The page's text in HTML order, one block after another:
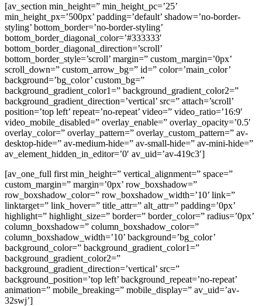
[av_section min_height=” min_height_pc=’25’
min_height_px=’500px’ padding=’default’ shadow=’no-border-
styling’ bottom_border=’no-border-styling’
bottom_border_diagonal_color=’#333333′
bottom_border_diagonal_direction=’scroll’
bottom_border_style=’scroll’ margin=” custom_margin=’0px’
scroll_down=” custom_arrow_bg=” id=” color=’main_color’
background=’bg_color’ custom_bg=”
background_gradient_color1=” background_gradient_color2=”
background_gradient_direction=’vertical’ src=” attach=’scroll’
position=’top left’ repeat=’no-repeat’ video=” video_ratio=’16:9′
video_mobile_disabled=” overlay_enable=” overlay_opacity=’0.5′
overlay_color=” overlay_pattern=” overlay_custom_pattern=” av-
desktop-hide=” av-medium-hide=” av-small-hide=” av-mini-hide=”
av_element_hidden_in_editor=’0′ av_uid=’av-419c3′]
[av_one_full first min_height=” vertical_alignment=” space=”
custom_margin=” margin=’0px’ row_boxshadow=”
row_boxshadow_color=” row_boxshadow_width=’10’ link=”
linktarget=” link_hover=” title_attr=” alt_attr=” padding=’0px’
highlight=” highlight_size=” border=” border_color=” radius=’0px’
column_boxshadow=” column_boxshadow_color=”
column_boxshadow_width=’10’ background=’bg_color’
background_color=” background_gradient_color1=”
background_gradient_color2=”
background_gradient_direction=’vertical’ src=”
background_position=’top left’ background_repeat=’no-repeat’
animation=” mobile_breaking=” mobile_display=” av_uid=’av-
32swj’]